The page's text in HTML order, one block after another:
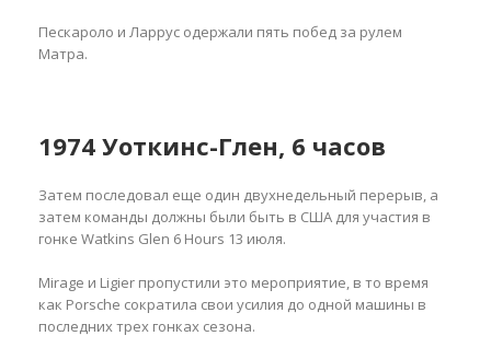
Пескароло и Ларрус одержали пять побед за рулем
Матра.
1974 Уоткинс-Глен, 6 часов
Затем последовал еще один двухнедельный перерыв, а
затем команды должны были быть в США для участия в
гонке Watkins Glen 6 Hours 13 июля.
Mirage и Ligier пропустили это мероприятие, в то время
как Porsche сократила свои усилия до одной машины в
последних трех гонках сезона.